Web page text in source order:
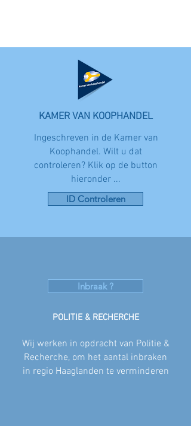
KAMER VAN KOOPHANDEL
Ingeschreven in de Kamer van
Koophandel. Wilt u dat
controleren? Klik op de button
hieronder ...
ID Controleren
Inbraak ?
POLITIE & RECHERCHE
Wij werken in opdracht van Politie &
Recherche, om het aantal inbraken
in regio Haaglanden te verminderen